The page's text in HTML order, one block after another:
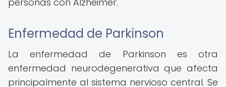
Enfermedad de Parkinson
La enfermedad de Parkinson es otra
enfermedad neurodegenerativa que afecta
principalmente al sistema nervioso central. Se